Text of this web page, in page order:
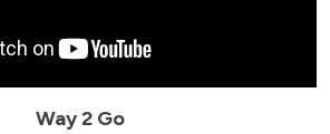
Way 2 Go